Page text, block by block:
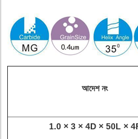
আদেশ নং
1.0 × 3 × 4D × 50L ×